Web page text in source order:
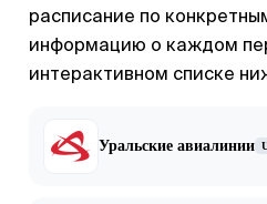
расписание по
информацию о каждом
интерактивном списке
Уральские авиалинии